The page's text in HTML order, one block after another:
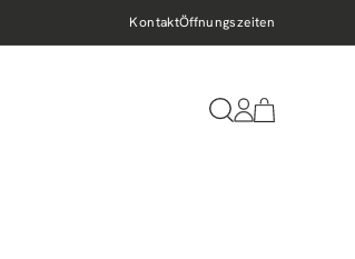
Nachhaltig geröstet
KontaktÖffnungszeiten
Einloggen
Warenkorb